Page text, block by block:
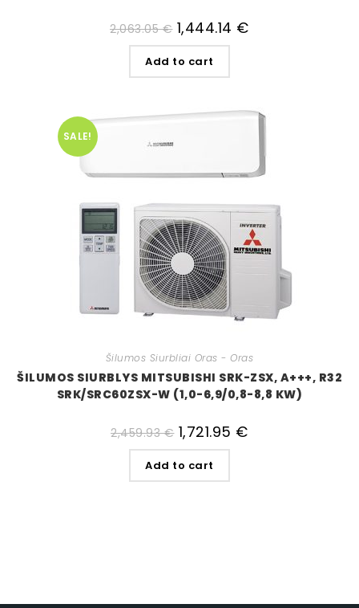
2,063.05€ 1,444.14 €
Add to cart
SALE!
Šilumos Siurbliai Oras - Oras
ŠILUMOS SIURBLYS MITSUBISHI SRK-ZSX, A+++, R32
SRK/SRC60ZSX-W (1,0-6,9/0,8-8,8 KW)
2,459.93€ 1,721.95 €
Add to cart